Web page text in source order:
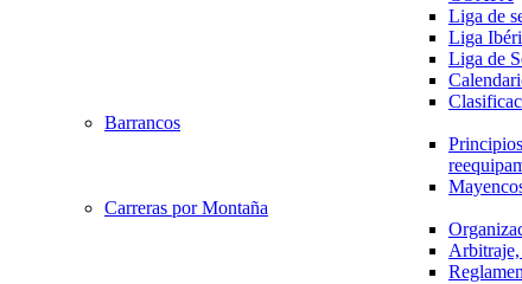
Liga de
Liga
Liga de
Barrancos
Carreras por Montaña